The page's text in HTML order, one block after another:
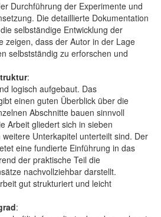
Durchführung der Experimente und
Die detaillierte Dokumentation
selbständige Entwicklung der
zeigen, dass der Autor in der Lage
selbstständig zu erforschen und
:
logisch aufgebaut. Das
einen guten Überblick über die
Abschnitte bauen sinnvoll
Arbeit gliedert sich in sieben
Unterkapitel unterteilt sind. Der
eine fundierte Einführung in das
der praktische Teil die
nachvollziehbar darstellt.
gut strukturiert und leicht
: